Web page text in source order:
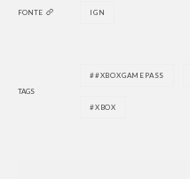
FONTE IGN
TAGS
#XBOXGAMEPASS
XBOX